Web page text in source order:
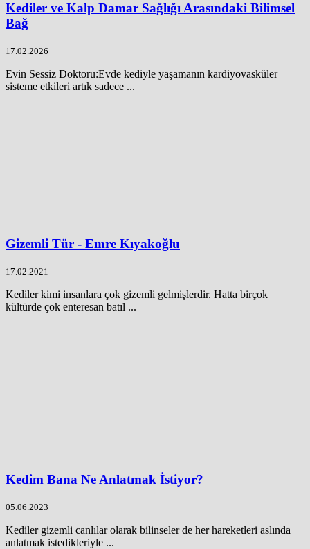
Kediler ve Kalp Damar Sağlığı Arasındaki Bilimsel
Bağ
17.02.2026
Evin Sessiz Doktoru:Evde kediyle yaşamanın kardiyovasküler
sisteme etkileri artık sadece ...
Gizemli Tür - Emre Kıyakoğlu
17.02.2021
Kediler kimi insanlara çok gizemli gelmişlerdir. Hatta birçok
kültürde çok enteresan batıl ...
Kedim Bana Ne Anlatmak İstiyor?
05.06.2023
Kediler gizemli canlılar olarak bilinseler de her hareketleri aslında
anlatmak istedikleriyle ...